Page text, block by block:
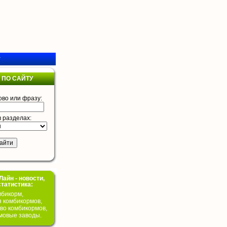
САЙТУ
или фразу:
разделах:
- новости,
комбикормов,
комбикормов,
заводы.